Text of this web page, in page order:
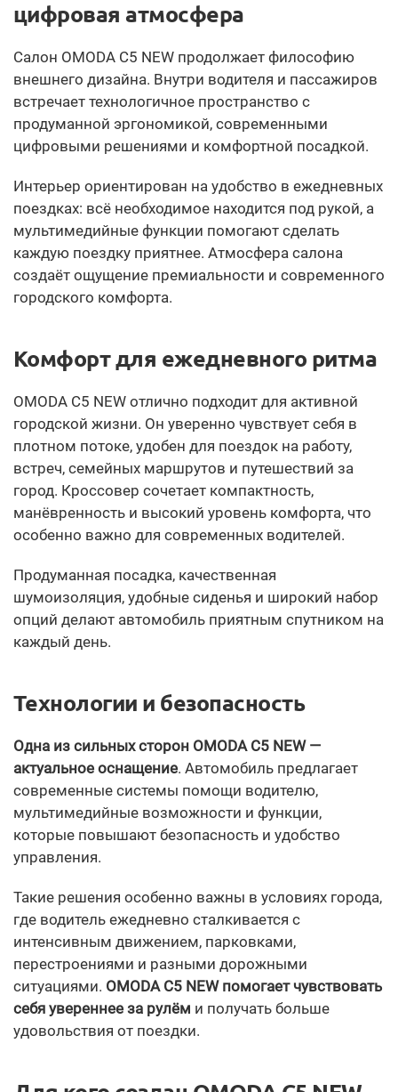
цифровая атмосфера
Салон OMODA C5 NEW продолжает философию
внешнего дизайна. Внутри водителя и пассажиров
встречает технологичное пространство с
продуманной эргономикой, современными
цифровыми решениями и комфортной посадкой.
Интерьер ориентирован на удобство в ежедневных
поездках: всё необходимое находится под рукой, а
мультимедийные функции помогают сделать
каждую поездку приятнее. Атмосфера салона
создаёт ощущение премиальности и современного
городского комфорта.
Комфорт для ежедневного ритма
OMODA C5 NEW отлично подходит для активной
городской жизни. Он уверенно чувствует себя в
плотном потоке, удобен для поездок на работу,
встреч, семейных маршрутов и путешествий за
город. Кроссовер сочетает компактность,
манёвренность и высокий уровень комфорта, что
особенно важно для современных водителей.
Продуманная посадка, качественная
шумоизоляция, удобные сиденья и широкий набор
опций делают автомобиль приятным спутником на
каждый день.
Технологии и безопасность
Одна из сильных сторон OMODA C5 NEW —
актуальное оснащение. Автомобиль предлагает
современные системы помощи водителю,
мультимедийные возможности и функции,
которые повышают безопасность и удобство
управления.
Такие решения особенно важны в условиях города,
где водитель ежедневно сталкивается с
интенсивным движением, парковками,
перестроениями и разными дорожными
ситуациями. OMODA C5 NEW помогает чувствовать
себя увереннее за рулём и получать больше
удовольствия от поездки.